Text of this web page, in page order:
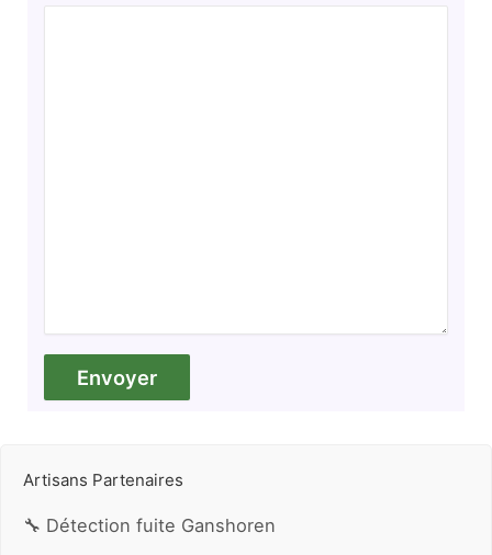
Artisans Partenaires
🔧 Détection fuite Ganshoren